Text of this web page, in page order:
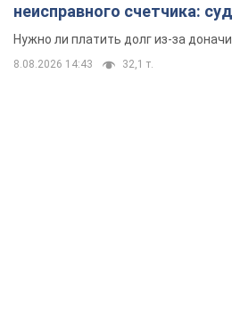
неисправного счетчика:
вынес неожиданное
Нужно ли платить долг из-за
8.08.2026 14:43 32,1 т.